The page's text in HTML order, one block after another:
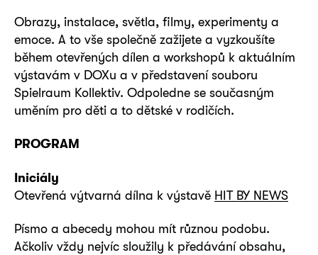
Obrazy, instalace, světla, filmy, experimenty a
emoce. A to vše společně zažijete a vyzkoušíte
během otevřených dílen a workshopů k aktuálním
výstavám v DOXu a v představení souboru
Spielraum Kollektiv. Odpoledne se současným
uměním pro děti a to dětské v rodičích.
PROGRAM
Iniciály
Otevřená výtvarná dílna k výstavě HIT BY NEWS
Písmo a abecedy mohou mít různou podobu.
Ačkoliv vždy nejvíc sloužily k předávání obsahu,